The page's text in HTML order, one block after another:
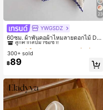
23
YWGSDZ
60ซม. ผ้าพันคอผ้าไหมลายดอกไม้ Dit
sy สีเบจ, เครื่องประดับใหม่สำหรับผู้หญิ
งฤดูใบไม้ผลิ/ฤดูใบไม้ร่วง, ผ้าพันคอผืน
บางอเนกประสงค์หรูหรา
#1 ขายดี
ลูกค้ากลับมาซื้อซ้ำ!
#1 ขายดี
ลูกค้ากลับมาซื้อซ้ำ!
#1 ขายดี
ลูกค้ากลับมาซื้อซ้ำ!
#1 ขายดี
ใน สีเบจ ผ้าพันคอทรงสี่เหลี่ยมและผ้าพันคอสำหรับผู้
300+ sold
฿89